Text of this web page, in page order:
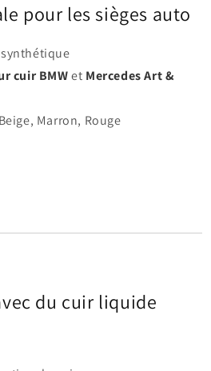
pour les sièges auto
cuir BMWet Mercedes Art &
Marron, Rouge
du cuir liquide